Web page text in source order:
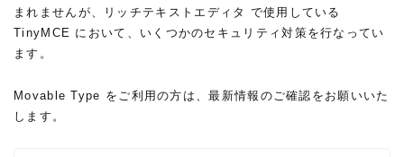
まれませんが、リッチテキストエディタ で使用している
TinyMCE において、いくつかのセキュリティ対策を行なってい
ます。
Movable Type をご利用の方は、最新情報のご確認をお願いいた
します。